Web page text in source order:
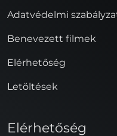
Adatvédelmi
Benevezett filmek
Elérhetőség
Letöltések
Elérhetőség